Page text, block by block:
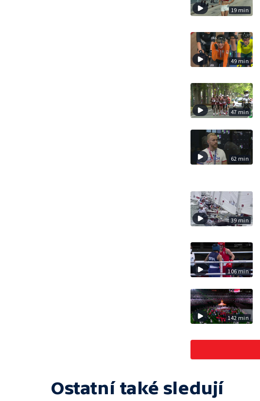
19 min
49 min
47 min
62 min
39 min
106 min
142 min
Ostatní také sledují